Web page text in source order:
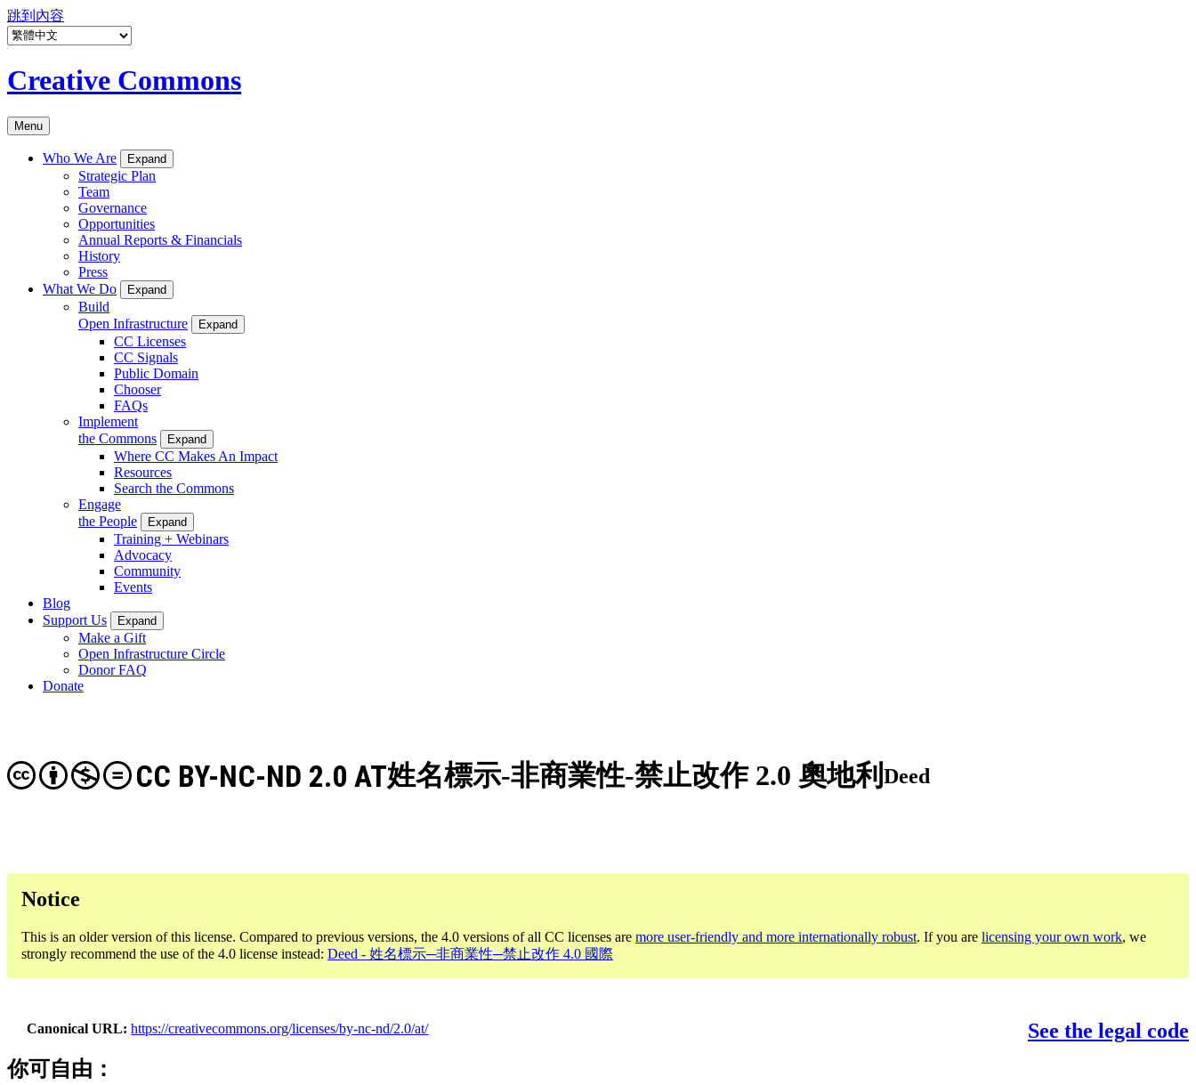
跳到內容
Creative Commons
Menu
Who We Are Expand
Strategic Plan
Team
Governance
Opportunities
Annual Reports & Financials
History
Press
What We Do
Expand
Build
Open Infrastructure
Expand
CC Licenses
CC Signals
Public Domain
Chooser
FAQs
Implement
the Commons
Expand
Where CC Makes An Impact
Resources
Search the Commons
Engage
the People
Expand
Training + Webinars
Advocacy
Community
Events
Blog
Support Us
Expand
Make a Gift
Open Infrastructure Circle
Donor FAQ
Donate
姓名標示-非商業性-禁止改作 2.0 奧地利
CC BY-NC-ND 2.0 AT Deed
Notice
This is an older version of this license. Compared to previous versions, the 4.0 versions of all CC licenses are more user-friendly and more internationally robust. If you are licensing your own work, we
strongly recommend the use of the 4.0 license instead: Deed - 姓名標示─非商業性─禁止改作 4.0 國際
Canonical URL https://creativecommons.org/licenses/by-nc-nd/2.0/at/
See the legal code
你可自由：